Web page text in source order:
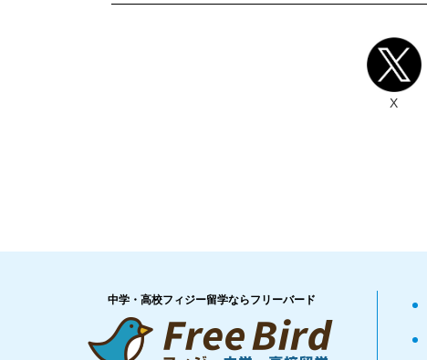
X
中学・高校フィジー留学ならフリーバード